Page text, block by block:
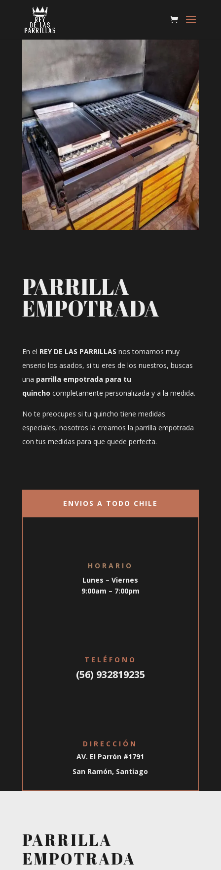
PARRILLA
EMPOTRADA
En el REY DE LAS PARRILLAS nos tomamos muy
enserio los asados, si tu eres de los nuestros, buscas
una parrilla empotrada para tu
quincho completamente personalizada y a la medida.
No te preocupes si tu quincho tiene medidas
especiales, nosotros la creamos la parrilla empotrada
con tus medidas para que quede perfecta.
ENVIOS A TODO CHILE
HORARIO
Lunes – Viernes
9:00am – 7:00pm
TELÉFONO
(56) 932819235
DIRECCIÓN
AV. El Parrón #1791
San Ramón, Santiago
PARRILLA
EMPOTRADA